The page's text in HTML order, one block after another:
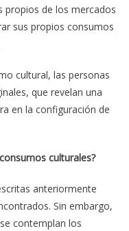
propios de los mercados
sus propios consumos
cultural, las personas
que revelan una
en la configuración de
culturales?
anteriormente
Sin embargo,
contemplan los